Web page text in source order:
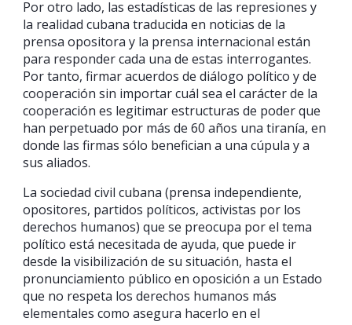
Por otro lado, las estadísticas de las represiones y
la realidad cubana traducida en noticias de la
prensa opositora y la prensa internacional están
para responder cada una de estas interrogantes.
Por tanto, firmar acuerdos de diálogo político y de
cooperación sin importar cuál sea el carácter de la
cooperación es legitimar estructuras de poder que
han perpetuado por más de 60 años una tiranía, en
donde las firmas sólo benefician a una cúpula y a
sus aliados.
La sociedad civil cubana (prensa independiente,
opositores, partidos políticos, activistas por los
derechos humanos) que se preocupa por el tema
político está necesitada de ayuda, que puede ir
desde la visibilización de su situación, hasta el
pronunciamiento público en oposición a un Estado
que no respeta los derechos humanos más
elementales como asegura hacerlo en el